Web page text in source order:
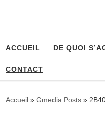
ACCUEIL DE QUOI
CONTACT
Accueil » Gmedia Posts »